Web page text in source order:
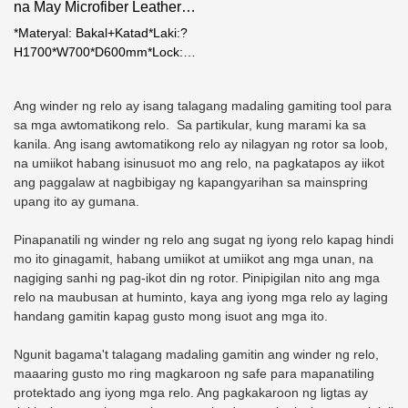
Ang winder ng relo ay isang talagang madaling gamiting tool para
sa mga awtomatikong relo. Sa partikular, kung marami ka sa
kanila. Ang isang awtomatikong relo ay nilagyan ng rotor sa loob,
na umiikot habang isinusuot mo ang relo, na pagkatapos ay iikot
ang paggalaw at nagbibigay ng kapangyarihan sa mainspring
upang ito ay gumana.
Pinapanatili ng winder ng relo ang sugat ng iyong relo kapag hindi
mo ito ginagamit, habang umiikot at umiikot ang mga unan, na
nagiging sanhi ng pag-ikot din ng rotor. Pinipigilan nito ang mga
relo na maubusan at huminto, kaya ang iyong mga relo ay laging
handang gamitin kapag gusto mong isuot ang mga ito.
Ngunit bagama't talagang madaling gamitin ang winder ng relo,
maaaring gusto mo ring magkaroon ng safe para mapanatiling
protektado ang iyong mga relo. Ang pagkakaroon ng ligtas ay
adjustable ton bawat araw ay
mula 650 hanggang 1950 na
may intermediate rest cycle
paggalaw ng relo.* Ang
awtomatikong timer ay i-on
mismo sa susunod na araw sa
parehong oras. Hindi kailangan
ng interbensyon ng tao.
mabawasan ang potensyal na
stress sa paggalaw ng relo.*
Ang awtomatikong timer ay i-on
mismo sa susunod na araw sa
parehong oras. Hindi kailangan
na May Microfiber Leather
DZ-1700-Foshan Weierxin
Safe
*Materyal: Bakal+Katad*Laki:?
H1700*W700*D600mm*Lock:
side solid bolt, ang diameter
nito ay 30mm.*Hawak: 3
spokes*Leather: Microfiber
leather